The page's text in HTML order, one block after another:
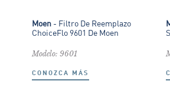
Moen- Filtro De Reemplazo
ChoiceFlo 9601 De Moen
Modelo: 9601
CONOZCA MÁS